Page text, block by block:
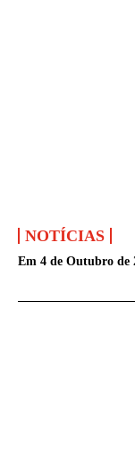
NOTÍCIAS
Em 4 de Outubro de